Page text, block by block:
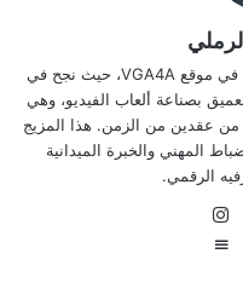
يُعد عبد الرحمن الرملي أحد الأقلام البارزة في موقع VGA4A، حيث نجح في
بصناعة ألعاب الفيديو، وهي
من عقدين من الزمن. هذا المزيج
المهني والخبرة الميدانية
الرقمي.
انستقرام